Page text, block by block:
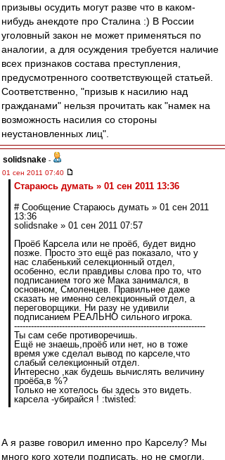
призывы осудить могут разве что в каком-
нибудь анекдоте про Сталина :) В России
уголовный закон не может применяться по
аналогии, а для осуждения требуется наличие
всех признаков состава преступления,
предусмотренного соответствующей статьей.
Соответственно, "призыв к насилию над
гражданами" нельзя прочитать как "намек на
возможность насилия со стороны
неустановленных лиц".
solidsnake -
01 сен 2011 07:40
Стараюсь думать » 01 сен 2011 13:36
# Сообщение Стараюсь думать » 01 сен 2011
13:36
solidsnake » 01 сен 2011 07:57
Проёб Карсела или не проёб, будет видно
позже. Просто это ещё раз показало, что у
нас слабенький селекционный отдел,
особенно, если правдивы слова про то, что
подписанием того же Мака занимался, в
основном, Смоленцев. Правильнее даже
сказать не именно селекционный отдел, а
переговорщики. Ни разу не удивили
подписанием РЕАЛЬНО сильного игрока.
--------------------------------------------------------------------
Ты сам себе противоречишь.
Ещё не знаешь,проёб или нет, но в тоже
время уже сделал вывод по карселе,что
слабый селекционный отдел.
Интересно ,как будешь вычислять величину
проёба,в %?
Только не хотелось бы здесь это видеть.
карсела -убирайся ! :twisted:
А я разве говорил именно про Карселу? Мы
много кого хотели подписать, но не смогли.